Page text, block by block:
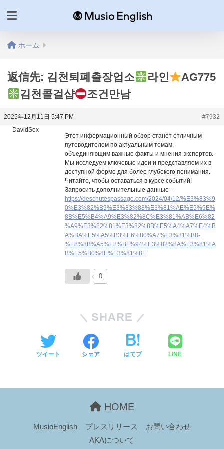
ホーム
返信先: 김천퇴폐출장업소 라인
AG775
김천콜걸샵
조건만남
2025年12月11日 5:47 PM
#7932
DavidSox
Этот информационный обзор станет отличным
путеводителем по актуальным темам,
объединяющим важные факты и мнения экспертов.
Мы исследуем ключевые идеи и представляем их в
доступной форме для более глубокого понимания.
Читайте, чтобы оставаться в курсе событий!
Запросить дополнительные данные –
https://deschutespassage.com/2024/04/12/%E3%83%9
0%E3%82%B9%E3%83%88%E3%81%AE%E5%9E%
8B%E5%B4%A9%E3%82%8C%E3%81%AB%E6%82
%A9%E3%82%81%E3%82%8B%E5%A4%A7%E4%B
A%BA%E5%A5%B3%E6%80%A7%E3%81%B8-
%E8%8B%A5%E8%BF%94%E3%82%8A%E3%81%A
B%E5%B0%8E%E3%81%8F
0
SHARE
ツイート シェア はてブ LINE
HOME
MusioEnglish プレスリリース
お問い合わせ
AKAについて